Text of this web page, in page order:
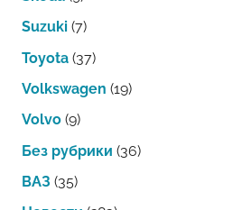
Suzuki (7)
Toyota (37)
Volkswagen (19)
Volvo (9)
Без рубрики (36)
ВАЗ (35)